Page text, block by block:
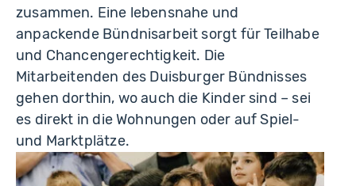
zusammen. Eine lebensnahe und
anpackende Bündnisarbeit sorgt für Teilhabe
und Chancengerechtigkeit. Die
Mitarbeitenden des Duisburger Bündnisses
gehen dorthin, wo auch die Kinder sind – sei
es direkt in die Wohnungen oder auf Spiel-
und Marktplätze.